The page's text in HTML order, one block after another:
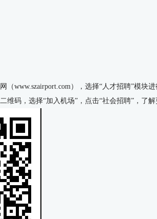
（www.szairport.com），选择“人才招聘”模块进
维码，选择“加入机场”，点击“社会招聘”，了